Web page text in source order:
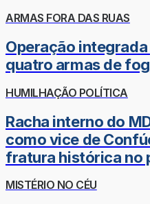
ARMAS FORA DAS RUAS
Operação
quatro armas de
HUMILHAÇÃO POLÍTICA
Racha interno do
como vice de
fratura histórica no
MISTÉRIO NO CÉU